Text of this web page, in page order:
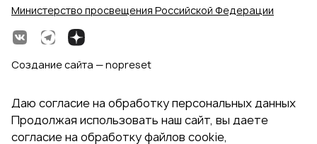
Министерство просвещения Российской Федерации
Создание сайта — nopreset
Даю согласие на обработку персональных данных
Продолжая использовать наш сайт, вы даете
согласие на обработку файлов cookie,